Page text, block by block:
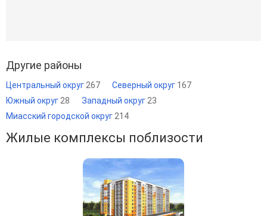
Другие районы
Центральный округ 267 Северный округ 167
Южный округ 28 Западный округ 23
Миасский городской округ 214
Жилые комплексы поблизости